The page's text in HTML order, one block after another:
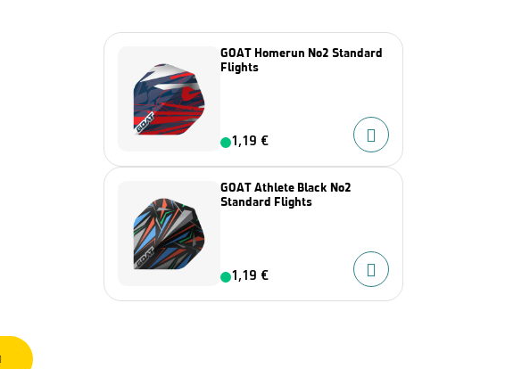
GOAT Homerun No2 Standard
Flights
1,19 €
GOAT Athlete Black No2
Standard Flights
1,19 €